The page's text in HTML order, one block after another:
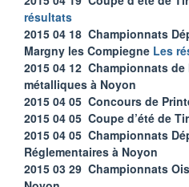
résultats
2015 04 18 Championnats
Margny les Compiegne Les
2015 04 12 Championnats de
métalliques à Noyon
2015 04 05 Concours de
2015 04 05 Coupe d’été de
2015 04 05 Championnats
Réglementaires à Noyon
2015 03 29 Championnats